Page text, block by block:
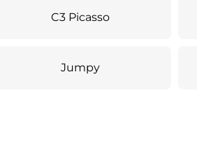
C3 Picasso
Jumpy